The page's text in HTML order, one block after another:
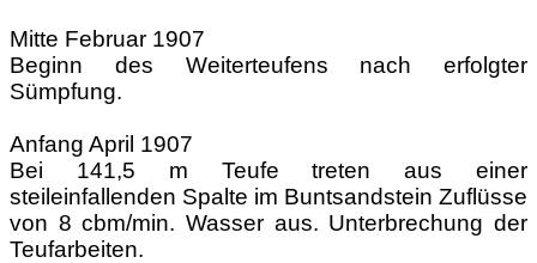
Mitte Februar 1907
Beginn des Weiterteufens nach erfolgter
Sümpfung.
Anfang April 1907
Bei 141,5 m Teufe treten aus einer
steileinfallenden Spalte im Buntsandstein Zuflüsse
von 8 cbm/min. Wasser aus. Unterbrechung der
Teufarbeiten.